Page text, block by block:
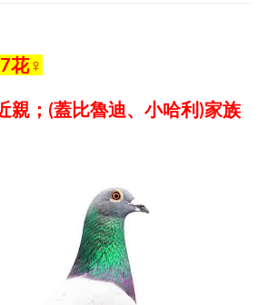
花♀
親；(蓋比魯迪、小哈利)家族